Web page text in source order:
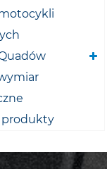
produkty